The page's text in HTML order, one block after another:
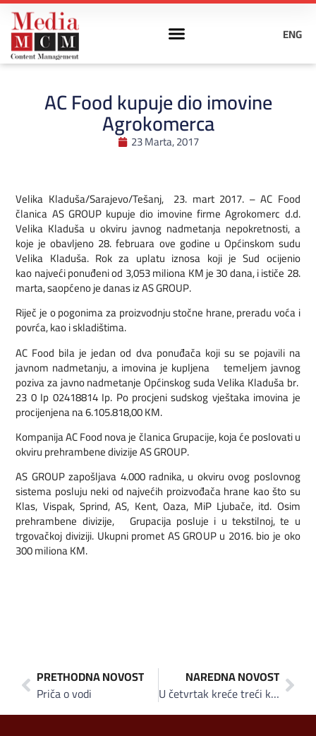
ENG
AC Food kupuje dio imovine
Agrokomerca
23 Marta, 2017
Velika Kladuša/Sarajevo/Tešanj, 23. mart 2017. – AC Food
članica AS GROUP kupuje dio imovine firme Agrokomerc d.d.
Velika Kladuša u okviru javnog nadmetanja nepokretnosti, a
koje je obavljeno 28. februara ove godine u Općinskom sudu
Velika Kladuša. Rok za uplatu iznosa koji je Sud ocijenio
kao najveći ponuđeni od 3,053 miliona KM je 30 dana, i ističe 28.
marta, saopćeno je danas iz AS GROUP.
Riječ je o pogonima za proizvodnju stočne hrane, preradu voća i
povrća, kao i skladištima.
AC Food bila je jedan od dva ponuđača koji su se pojavili na
javnom nadmetanju, a imovina je kupljena temeljem javnog
poziva za javno nadmetanje Općinskog suda Velika Kladuša br.
23 0 Ip 02418814 Ip. Po procjeni sudskog vještaka imovina je
procijenjena na 6.105.818,00 KM.
Kompanija AC Food nova je članica Grupacije, koja će poslovati u
okviru prehrambene divizije AS GROUP.
AS GROUP zapošljava 4.000 radnika, u okviru ovog poslovnog
sistema posluju neki od najvećih proizvođača hrane kao što su
Klas, Vispak, Sprind, AS, Kent, Oaza, MiP Ljubače, itd. Osim
prehrambene divizije, Grupacija posluje i u tekstilnoj, te u
trgovačkoj diviziji. Ukupni promet AS GROUP u 2016. bio je oko
300 miliona KM.
PRETHODNA NOVOST
Priča o vodi
NAREDNA NOVOST
U četvrtak kreće treći konvoj za Siriju MFS – EMMAUS-a